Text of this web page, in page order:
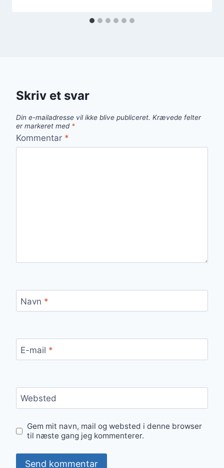
Skriv et svar
Din e-mailadresse vil ikke blive publiceret. Krævede felter
er markeret med *
Kommentar *
Navn *
E-mail *
Websted
Gem mit navn, mail og websted i denne browser
til næste gang jeg kommenterer.